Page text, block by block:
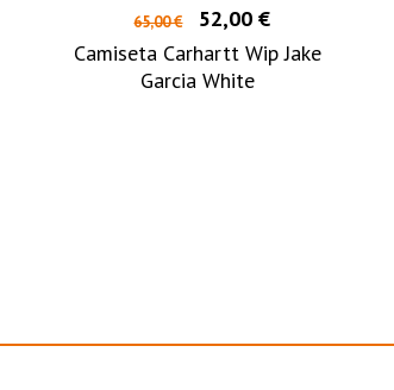
65,00 €
52,00 €
Camiseta Carhartt Wip Jake
Garcia White